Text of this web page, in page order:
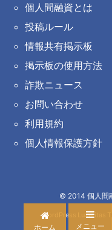
個人間融資とは
投稿ルール
情報共有掲示板
掲示板の使用方法
詐欺ニュース
お問い合わせ
利用規約
個人情報保護方針
© 2014 個人間
WordPress Luxeritas
ホーム メニュー